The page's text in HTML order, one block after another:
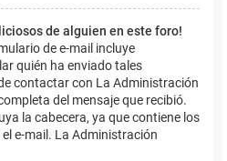
de alguien en este foro!
de e-mail incluye
quién ha enviado tales
contactar con La Administración
del mensaje que recibió.
la cabecera, ya que contiene los
e-mail. La Administración